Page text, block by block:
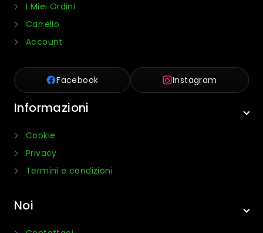
I Miei Ordini
Carrello
Account
Facebook Instagram
Informazioni
Cookie
Privacy
Termini e condizioni
Noi